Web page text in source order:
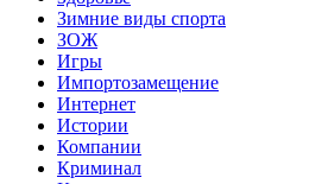
Зимние виды спорта
ЗОЖ
Игры
Импортозамещение
Интернет
Истории
Компании
Криминал